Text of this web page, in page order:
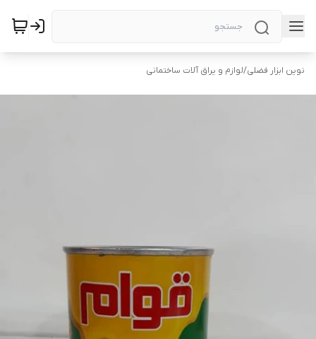
نوین ابزار فضلی/لوازم و یراق آلات ساختمانی